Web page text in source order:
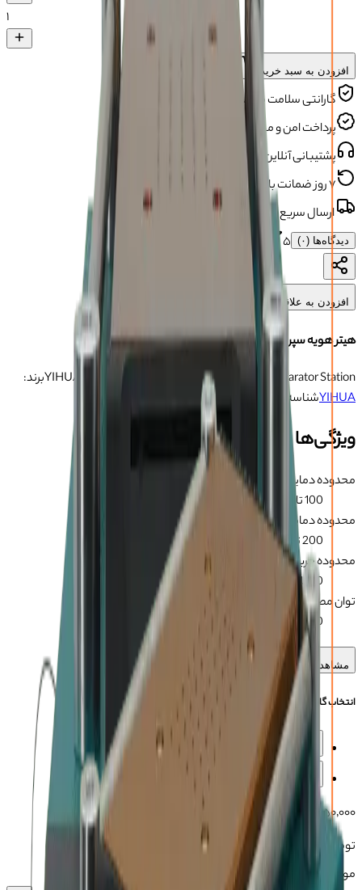
۱
افزودن به سبد خرید
گارانتی سلامت محصول
پرداخت امن و مطمئن
پشتیبانی آنلاین و تلفنی
۷ روز ضمانت بازگشت
ارسال سریع و مطمئن
دیدگاه‌ها (۰) ۵
افزودن به علاقه‌مندی‌ها
هیتر هویه سپراتور YIHUA 853 AAA
YIHUA 853 AAA Hot Air Rework, Soldering & Separator Stationبرند:
YIHUAشناسه:
ویژگی‌ها
محدوده دمایی هیتر
100 تا 480 درجه سانتی گراد
محدوده دمایی هویه
200 تا 480 درجه سانتی گراد
محدوده جریان باد
20 تا 100
توان مصرفی
1180 وات
مشاهده بیشتر
انتخاب گارانتی
گارانتی 1 ساله
گارانتی 6 ماهه
۳۲٬۴۵۰٬۰۰۰
تومان
موجود در انبار